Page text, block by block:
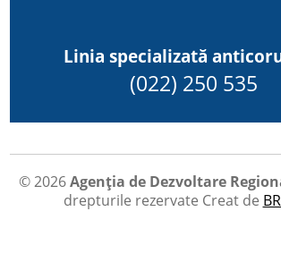
Linia specializată
(022) 250 535
© 2026Agenția de Dezvoltare
drepturile rezervate Creat de